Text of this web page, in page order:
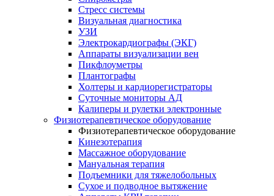
Стресс системы
Визуальная диагностика
УЗИ
Электрокардиографы (ЭКГ)
Аппараты визуализации вен
Пикфлоуметры
Плантографы
Холтеры и кардиорегистраторы
Суточные мониторы АД
Калиперы и рулетки электронные
Физиотерапевтическое оборудование
Физиотерапевтическое оборудование
Кинезотерапия
Массажное оборудование
Мануальная терапия
Подъемники для тяжелобольных
Сухое и подводное вытяжение